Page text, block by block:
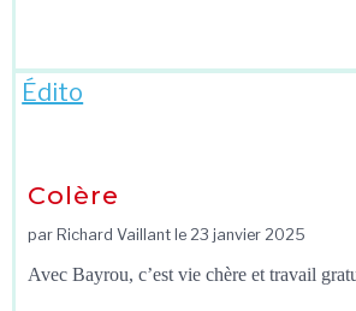
Édito
Colère
par Richard Vaillant le 23 janvier 2025
Avec Bayrou, c’est vie chère et travail